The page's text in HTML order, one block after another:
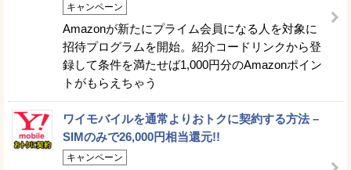
キャンペーン
Amazonが新たにプライム会員になる人を対象に
招待プログラムを開始。紹介コードリンクから登
録して条件を満たせば1,000円分のAmazonポイン
トがもらえちゃう
ワイモバイルを通常よりおトクに契約する方法 –
SIMのみで26,000円相当還元!!
キャンペーン